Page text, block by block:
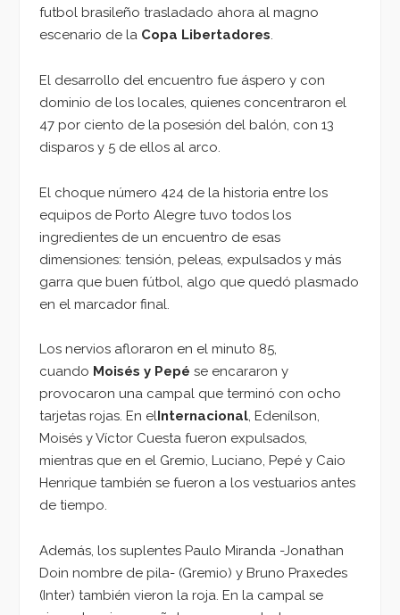
futbol brasileño trasladado ahora al magno
escenario de la Copa Libertadores.
El desarrollo del encuentro fue áspero y con
dominio de los locales, quienes concentraron el
47 por ciento de la posesión del balón, con 13
disparos y 5 de ellos al arco.
El choque número 424 de la historia entre los
equipos de Porto Alegre tuvo todos los
ingredientes de un encuentro de esas
dimensiones: tensión, peleas, expulsados y más
garra que buen fútbol, algo que quedó plasmado
en el marcador final.
Los nervios afloraron en el minuto 85,
cuando Moisés y Pepé se encararon y
provocaron una campal que terminó con ocho
tarjetas rojas. En elInternacional, Edenílson,
Moisés y Víctor Cuesta fueron expulsados,
mientras que en el Gremio, Luciano, Pepé y Caio
Henrique también se fueron a los vestuarios antes
de tiempo.
Además, los suplentes Paulo Miranda -Jonathan
Doin nombre de pila- (Gremio) y Bruno Praxedes
(Inter) también vieron la roja. En la campal se